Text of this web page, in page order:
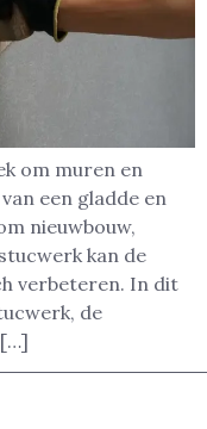
om muren en
een gladde en
nieuwbouw,
kan de
verbeteren. In dit
de
[…]